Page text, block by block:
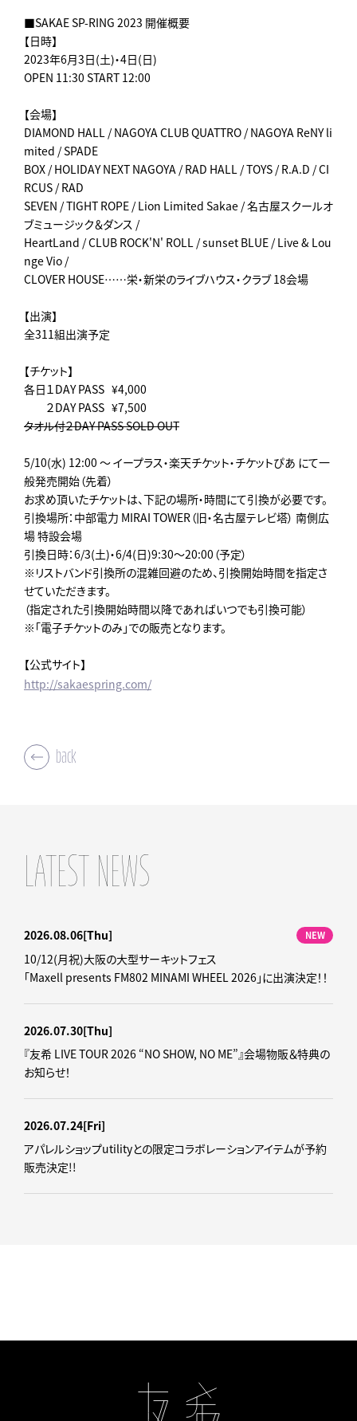
■SAKAE SP-RING 2023 開催概要
【日時】
2023年6月3日(土)・4日(日)
OPEN 11:30 START 12:00
【会場】
DIAMOND HALL / NAGOYA CLUB QUATTRO / NAGOYA ReNY li
mited / SPADE
BOX / HOLIDAY NEXT NAGOYA / RAD HALL / TOYS / R.A.D / CI
RCUS / RAD
SEVEN / TIGHT ROPE / Lion Limited Sakae / 名古屋スクールオ
ブミュージック＆ダンス /
HeartLand / CLUB ROCK'N' ROLL / sunset BLUE / Live & Lou
nge Vio /
CLOVER HOUSE……栄・新栄のライブハウス・クラブ 18会場
【出演】
全311組出演予定
【チケット】
各日１DAY PASS ¥4,000
２DAY PASS ¥7,500
タオル付２DAY PASS SOLD OUT
5/10(水) 12:00 ～ イープラス・楽天チケット・チケットぴあ にて一
般発売開始（先着）
お求め頂いたチケットは、下記の場所・時間にて引換が必要です。
引換場所：中部電力 MIRAI TOWER（旧・名古屋テレビ塔） 南側広
場 特設会場
引換日時：6/3(土)・6/4(日)9:30～20:00（予定）
※リストバンド引換所の混雑回避のため、引換開始時間を指定さ
せていただきます。
（指定された引換開始時間以降であればいつでも引換可能）
※「電子チケットのみ」での販売となります。
【公式サイト】
http://sakaespring.com/
back
LATEST NEWS
2026.08.06[Thu] NEW
10/12(月祝)大阪の大型サーキットフェス
「Maxell presents FM802 MINAMI WHEEL 2026」に出演決定！！
2026.07.30[Thu]
『友希 LIVE TOUR 2026 “NO SHOW, NO ME”』会場物販＆特典の
お知らせ！
2026.07.24[Fri]
アパレルショップutilityとの限定コラボレーションアイテムが予約
販売決定!!